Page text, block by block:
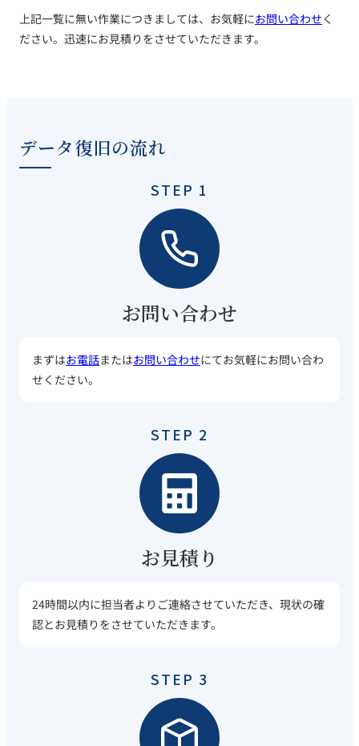
上記一覧に無い作業につきましては、お気軽にお問い合わせ く
ださい。迅速にお見積りをさせていただきます。
データ復旧の流れ
STEP 1
お問い合わせ
まずはお電話またはお問い合わせにてお気軽にお問い合わ
せください。
STEP 2
お見積り
24時間以内に担当者よりご連絡させていただき、現状の確
認とお見積りをさせていただきます。
STEP 3